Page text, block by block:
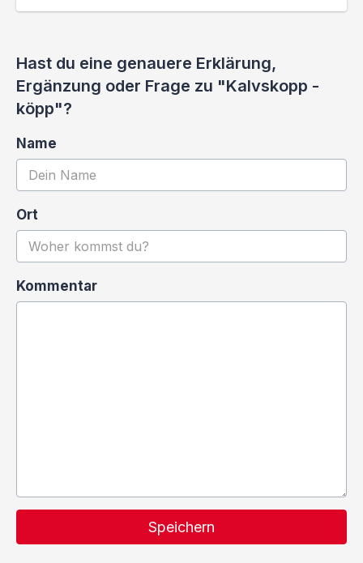
Hast du eine genauere Erklärung,
Ergänzung oder Frage zu "Kalvskopp -
köpp"?
Name
Ort
Kommentar
Speichern